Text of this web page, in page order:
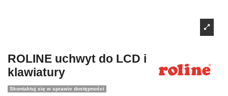
ROLINE uchwyt do LCD i
klawiatury
Skontaktuj się w sprawie dostępności